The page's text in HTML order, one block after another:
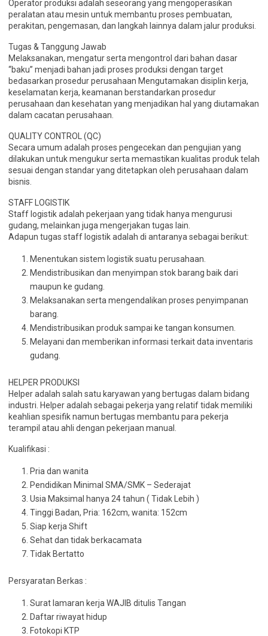
Operator produksi adalah seseorang yang mengoperasikan
peralatan atau mesin untuk membantu proses pembuatan,
perakitan, pengemasan, dan langkah lainnya dalam jalur produksi.
Tugas & Tanggung Jawab
Melaksanakan, mengatur serta mengontrol dari bahan dasar
“baku” menjadi bahan jadi proses produksi dengan target
bedasarkan prosedur perusahaan Mengutamakan disiplin kerja,
keselamatan kerja, keamanan berstandarkan prosedur
perusahaan dan kesehatan yang menjadikan hal yang diutamakan
dalam cacatan perusahaan.
QUALITY CONTROL (QC)
Secara umum adalah proses pengecekan dan pengujian yang
dilakukan untuk mengukur serta memastikan kualitas produk telah
sesuai dengan standar yang ditetapkan oleh perusahaan dalam
bisnis.
STAFF LOGISTIK
Staff logistik adalah pekerjaan yang tidak hanya mengurusi
gudang, melainkan juga mengerjakan tugas lain.
Adapun tugas staff logistik adalah di antaranya sebagai berikut:
Menentukan sistem logistik suatu perusahaan.
Mendistribusikan dan menyimpan stok barang baik dari
maupun ke gudang.
Melaksanakan serta mengendalikan proses penyimpanan
barang.
Mendistribusikan produk sampai ke tangan konsumen.
Melayani dan memberikan informasi terkait data inventaris
gudang.
HELPER PRODUKSI
Helper adalah salah satu karyawan yang bertugas dalam bidang
industri. Helper adalah sebagai pekerja yang relatif tidak memiliki
keahlian spesifik namun bertugas membantu para pekerja
terampil atau ahli dengan pekerjaan manual.
Kualifikasi :
Pria dan wanita
Pendidikan Minimal SMA/SMK – Sederajat
Usia Maksimal hanya 24 tahun ( Tidak Lebih )
Tinggi Badan, Pria: 162cm, wanita: 152cm
Siap kerja Shift
Sehat dan tidak berkacamata
Tidak Bertatto
Persyaratan Berkas :
Surat lamaran kerja WAJIB ditulis Tangan
Daftar riwayat hidup
Fotokopi KTP